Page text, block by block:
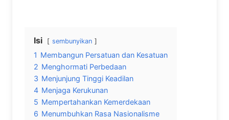
Isi sembunyikan
1 Membangun Persatuan dan Kesatuan
2 Menghormati Perbedaan
3 Menjunjung Tinggi Keadilan
4 Menjaga Kerukunan
5 Mempertahankan Kemerdekaan
6 Menumbuhkan Rasa Nasionalisme